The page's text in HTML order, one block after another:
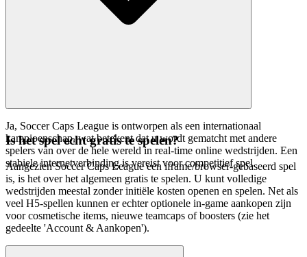
Ja, Soccer Caps League is ontworpen als een internationaal
kampioenschap, wat betekent dat u wordt gematcht met andere
spelers van over de hele wereld in real-time online wedstrijden. Een
stabiele internetverbinding is vereist voor competitief spel.
Is het spel echt gratis te spelen?
Aangezien Soccer Caps League een iframe/browser-gebaseerd spel
is, is het over het algemeen gratis te spelen. U kunt volledige
wedstrijden meestal zonder initiële kosten openen en spelen. Net als
veel H5-spellen kunnen er echter optionele in-game aankopen zijn
voor cosmetische items, nieuwe teamcaps of boosters (zie het
gedeelte 'Account & Aankopen').